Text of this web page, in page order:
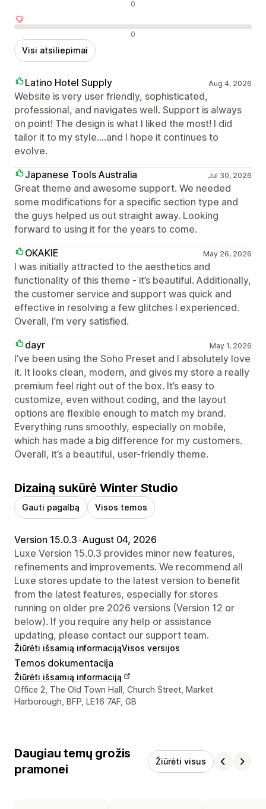
0
0
Visi atsiliepimai
Latino Hotel Supply Aug 4, 2026
Website is very user friendly, sophisticated,
professional, and navigates well. Support is always
on point! The design is what I liked the most! I did
tailor it to my style....and I hope it continues to
evolve.
Japanese Tools Australia
Jul 30, 2026
Great theme and awesome support. We needed
some modifications for a specific section type and
the guys helped us out straight away. Looking
forward to using it for the years to come.
OKAKIE
May 26, 2026
I was initially attracted to the aesthetics and
functionality of this theme - it’s beautiful. Additionally,
the customer service and support was quick and
effective in resolving a few glitches I experienced.
Overall, I’m very satisfied.
dayr
May 1, 2026
I’ve been using the Soho Preset and I absolutely love
it. It looks clean, modern, and gives my store a really
premium feel right out of the box. It’s easy to
customize, even without coding, and the layout
options are flexible enough to match my brand.
Everything runs smoothly, especially on mobile,
which has made a big difference for my customers.
Overall, it’s a beautiful, user-friendly theme.
Dizainą sukūrė Winter Studio
Gauti pagalbą Visos temos
Version 15.0.3•August 04, 2026
Luxe Version 15.0.3 provides minor new features,
refinements and improvements. We recommend all
Luxe stores update to the latest version to benefit
from the latest features, especially for stores
running on older pre 2026 versions (Version 12 or
below). If you require any help or assistance
updating, please contact our support team.
Žiūrėti išsamią informacijąVisos versijos
Temos dokumentacija
Žiūrėti išsamią informaciją
Kūrėjo kontaktiniai duomenys
Office 2, The Old Town Hall, Church Street, Market
Harborough, BFP, LE16 7AF, GB
Daugiau temų grožis
pramonei
Žiūrėti visus